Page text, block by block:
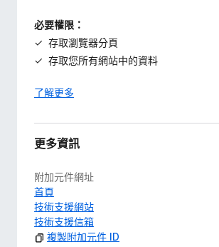
必要權限：
存取瀏覽器分頁
存取您所有網站中的資料
了解更多
更多資訊
附加元件網址
首頁
技術支援網站
技術支援信箱
複製附加元件 ID